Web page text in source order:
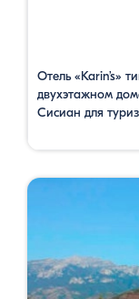
Отель «Karin’s»
двухэтажном
Сисиан для